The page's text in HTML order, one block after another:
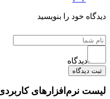
خود را بنویسید
دیدگاه
نرم‌افزارهای کاربردی